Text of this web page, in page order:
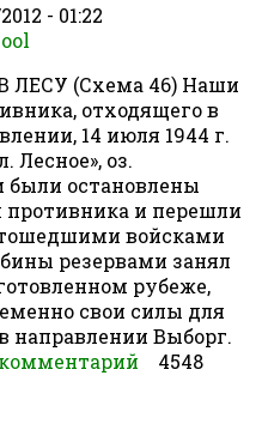
- 01:22
(Схема 46) Наши
отходящего в
14 июля 1944 г.
Лесное», оз.
были остановлены
и перешли
войсками
резервами занял
рубеже,
свои силы для
направлении Выборг.
в лесу
4548